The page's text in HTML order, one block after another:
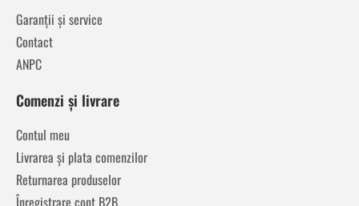
Garanții și service
Contact
ANPC
Comenzi și livrare
Contul meu
Livrarea și plata comenzilor
Returnarea produselor